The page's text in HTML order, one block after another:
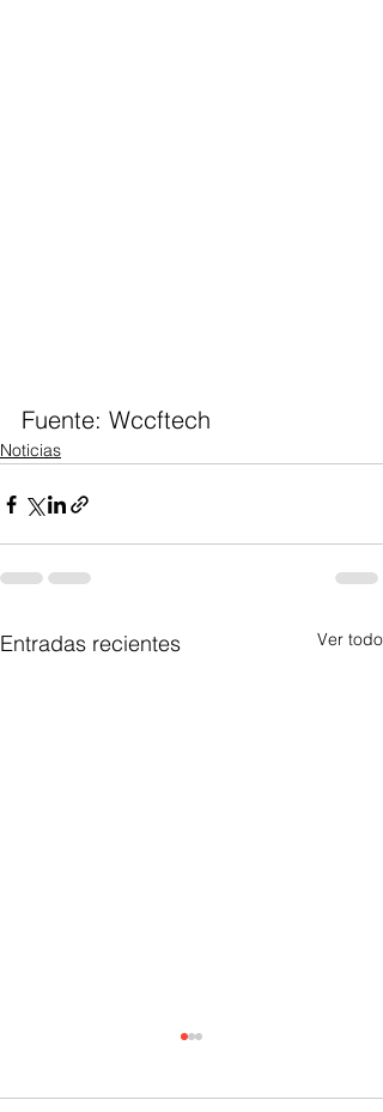
Fuente: Wccftech
Noticias
Entradas recientes Ver todo